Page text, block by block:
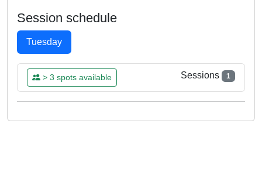
Session schedule
Tuesday
> 3 spots available Sessions 1
TUE
21
APR